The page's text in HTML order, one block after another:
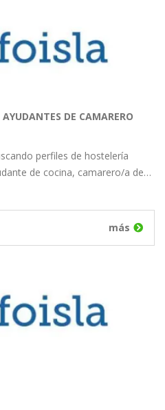
DE CAMARERO
perfiles de hostelería
de cocina, camarero/a de…
más